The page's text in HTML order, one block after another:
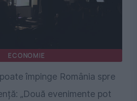
ECONOMIE
împinge România spre
„Două evenimente pot